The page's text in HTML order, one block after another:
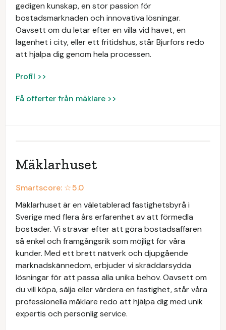
gedigen kunskap, en stor passion för
bostadsmarknaden och innovativa lösningar.
Oavsett om du letar efter en villa vid havet, en
lägenhet i city, eller ett fritidshus, står Bjurfors redo
att hjälpa dig genom hela processen.
Profil >>
Få offerter från mäklare >>
Mäklarhuset
Smartscore: ☆5.0
Mäklarhuset är en väletablerad fastighetsbyrå i
Sverige med flera års erfarenhet av att förmedla
bostäder. Vi strävar efter att göra bostadsaffären
så enkel och framgångsrik som möjligt för våra
kunder. Med ett brett nätverk och djupgående
marknadskännedom, erbjuder vi skräddarsydda
lösningar för att passa alla unika behov. Oavsett om
du vill köpa, sälja eller värdera en fastighet, står våra
professionella mäklare redo att hjälpa dig med unik
expertis och personlig service.